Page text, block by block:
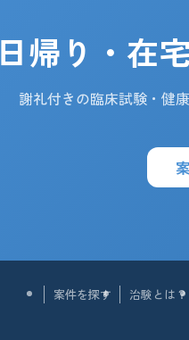
日帰り・在
謝礼付きの臨床試験・健
案件を探す 治験とは？